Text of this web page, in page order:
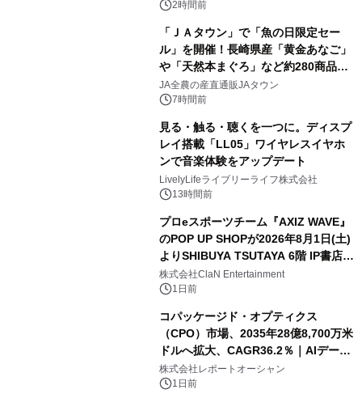
2時間前
「ＪＡタウン」で「魚の日限定セー
ル」を開催！長崎県産「黄金あなご」
や「天然本まぐろ」など約280商品を
販売！～毎月１０日の定例企画～
JA全農の産直通販JAタウン
7時間前
見る・触る・聴くを一つに。ディスプ
レイ搭載「LL05」ワイヤレスイヤホ
ンで音楽体験をアップデート
LivelyLifeライブリーライフ株式会社
13時間前
プロeスポーツチーム『AXIZ WAVE』
のPOP UP SHOPが2026年8月1日(土)
よりSHIBUYA TSUTAYA 6階 IP書店で
開催決定！！
株式会社ClaN Entertainment
1日前
コパッケージド・オプティクス
（CPO）市場、2035年28億8,700万米
ドルへ拡大、CAGR36.2％｜AIデータ
センター・高速光通信需要が成長を加
速
株式会社レポートオーシャン
1日前